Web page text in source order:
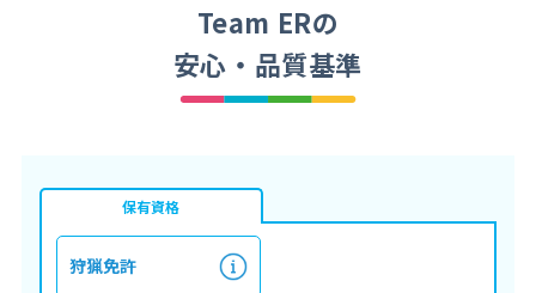
Team ERの
安心・品質基準
保有資格
狩猟免許